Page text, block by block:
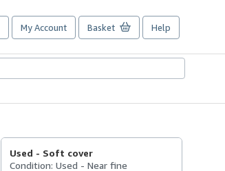
My Account Basket Help
Used - Soft cover
Condition: Used - Near fine